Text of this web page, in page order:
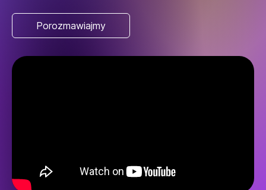
Porozmawiajmy